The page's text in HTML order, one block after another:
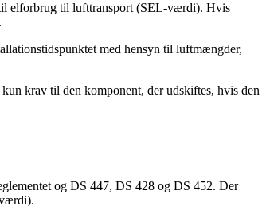
til elforbrug til lufttransport (SEL-værdi). Hvis
med hensyn til luftmængder,
krav til den komponent, der udskiftes, hvis den
og DS 447, DS 428 og DS 452. Der